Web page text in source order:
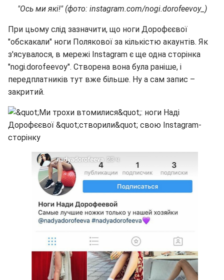
"Ось ми які!" (фото: instagram.com/nogi.dorofeevoy_)
При цьому слід зазначити, що ноги Дорофєєвої
"обскакали" ноги Полякової за кількістю акаунтів. Як
з'ясувалося, в мережі Instagram є ще одна сторінка
"nogi.dorofeevoy". Створена вона була раніше, і
передплатників тут вже більше. Ну а сам запис –
закритий.